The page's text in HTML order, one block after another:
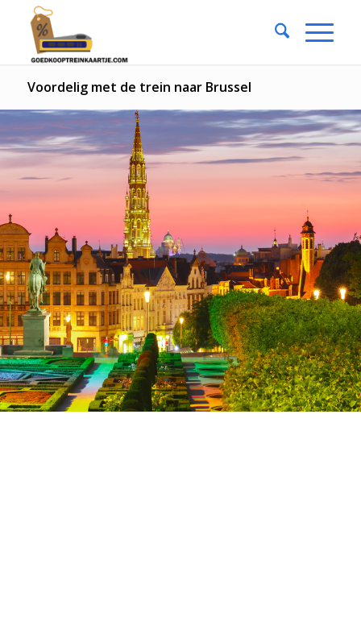
Voordelig met de trein naar Brussel